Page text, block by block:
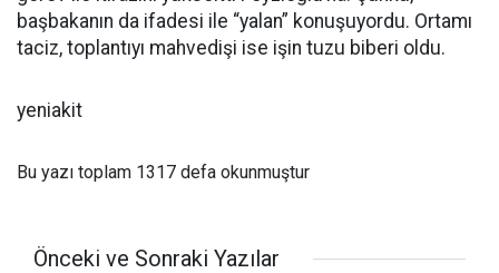
başbakanın da ifadesi ile “yalan” konuşuyordu. Ortamı
taciz, toplantıyı mahvedişi ise işin tuzu biberi oldu.
yeniakit
Bu yazı toplam 1317 defa okunmuştur
Önceki ve Sonraki Yazılar